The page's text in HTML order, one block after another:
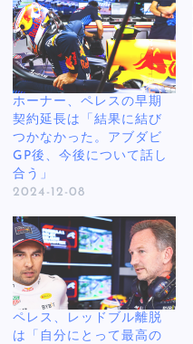
ホーナー、ペレスの早期
契約延長は「結果に結び
つかなかった。アブダビ
GP後、今後について話し
合う」
2024-12-08
ペレス、レッドブル離脱
は「自分にとって最高の